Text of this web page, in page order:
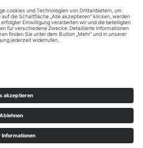
eine Mail unter:
Impressum